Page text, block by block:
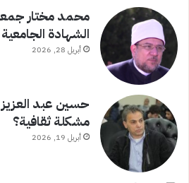
محمد مختار
الشهادة
أبريل 28, 2026
حسين عبد
مشكلة ثقافية؟
أبريل 19, 2026